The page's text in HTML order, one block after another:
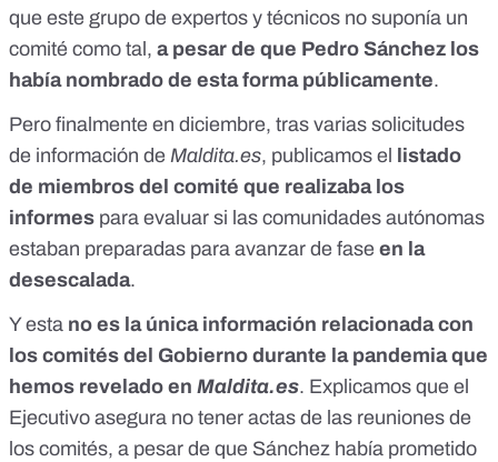
que este grupo de expertos y técnicos no suponía un
comité como tal , a pesar de que Pedro Sánchez los
había nombrado de esta forma públicamente.
Pero finalmente en diciembre, tras varias solicitudes
de información de Maldita.es, publicamos el
listado
de miembros del comité que realizaba los
informes para evaluar si las comunidades autónomas
estaban preparadas para avanzar de fase en la
desescalada.
Y esta no es la única información relacionada con
los comités del Gobierno durante la pandemia que
hemos revelado en Maldita.es. Explicamos que el
Ejecutivo asegura no tener actas de las reuniones de
los comités, a pesar de que Sánchez había prometido